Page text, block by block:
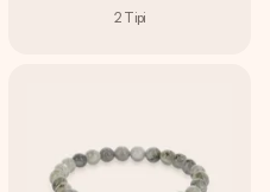
2 Tipi